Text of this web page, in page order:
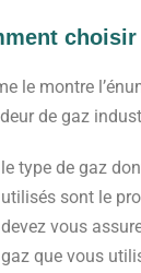
le montre
de gaz
le type de gaz
utilisés sont le
devez vous
gaz que vous